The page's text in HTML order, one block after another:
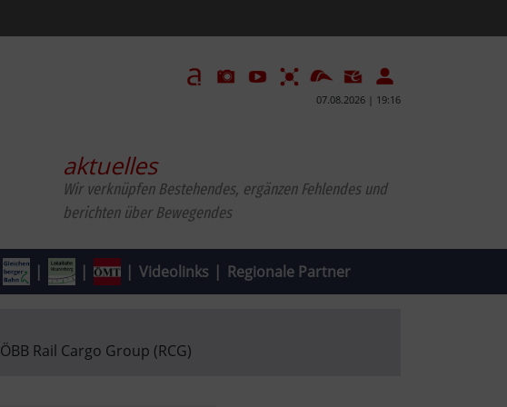
07.08.2026 | 19:16
aktuelles
Wir verknüpfen Bestehendes, ergänzen Fehlendes und
berichten über Bewegendes
| | | Videolinks | Regionale Partner
ÖBB Rail Cargo Group (RCG)